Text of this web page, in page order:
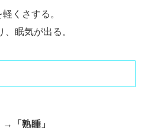
くさする。
眠気が出る。
→「熟睡」